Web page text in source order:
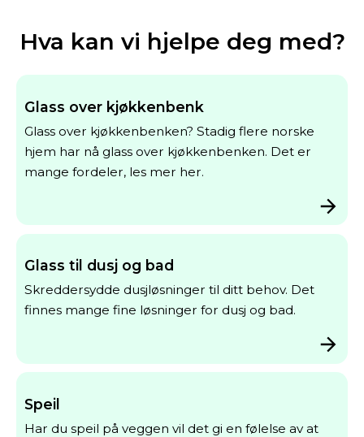
Hva kan vi hjelpe deg med?
Glass over kjøkkenbenk
Glass over kjøkkenbenken? Stadig flere norske
hjem har nå glass over kjøkkenbenken. Det er
mange fordeler, les mer her.
Glass til dusj og bad
Skreddersydde dusjløsninger til ditt behov. Det
finnes mange fine løsninger for dusj og bad.
Speil
Har du speil på veggen vil det gi en følelse av at